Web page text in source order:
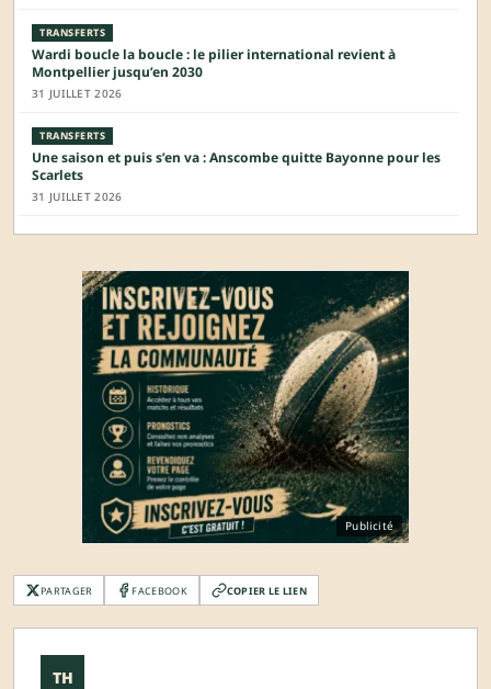
TRANSFERTS
Wardi boucle la boucle : le pilier international revient à
Montpellier jusqu’en 2030
31 JUILLET 2026
TRANSFERTS
Une saison et puis s’en va : Anscombe quitte Bayonne pour les
Scarlets
31 JUILLET 2026
Publicité
PARTAGER FACEBOOK COPIER LE LIEN
TH